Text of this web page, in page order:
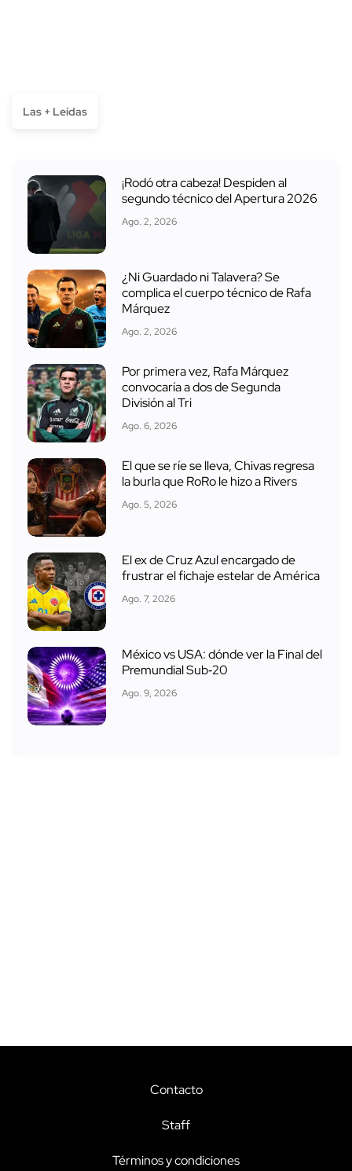
Las + Leídas
¡Rodó otra cabeza! Despiden al
segundo técnico del Apertura 2026
Ago. 2, 2026
¿Ni Guardado ni Talavera? Se
complica el cuerpo técnico de Rafa
Márquez
Ago. 2, 2026
Por primera vez, Rafa Márquez
convocaría a dos de Segunda
División al Tri
Ago. 6, 2026
El que se ríe se lleva, Chivas regresa
la burla que RoRo le hizo a Rivers
Ago. 5, 2026
El ex de Cruz Azul encargado de
frustrar el fichaje estelar de América
Ago. 7, 2026
México vs USA: dónde ver la Final del
Premundial Sub‑20
Ago. 9, 2026
Contacto
Staff
Términos y condiciones